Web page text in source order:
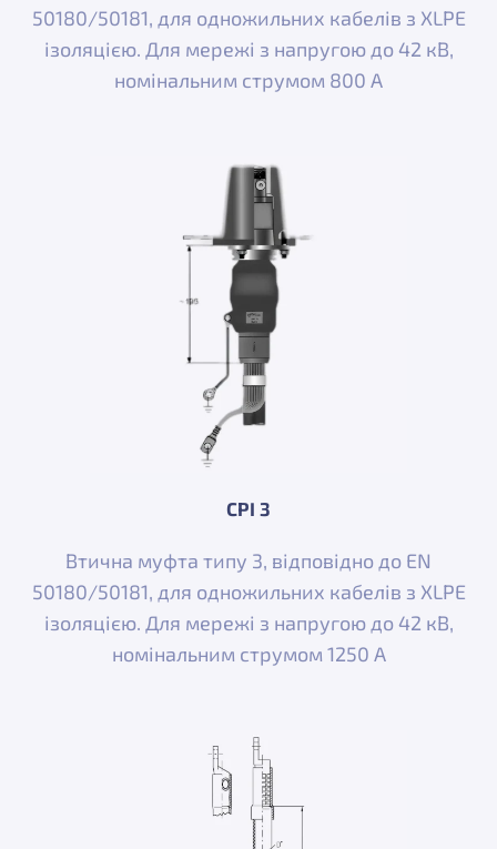
50180/50181, для одножильних кабелів з XLPE
ізоляцією. Для мережі з напругою до 42 кВ,
номінальним струмом 800 A
CPI 3
Втична муфта типу 3, відповідно до EN
50180/50181, для одножильних кабелів з XLPE
ізоляцією. Для мережі з напругою до 42 кВ,
номінальним струмом 1250 A